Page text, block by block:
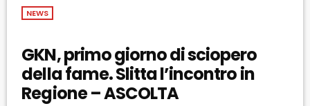
NEWS
GKN, primo giorno di sciopero
della fame. Slitta l’incontro in
Regione – ASCOLTA